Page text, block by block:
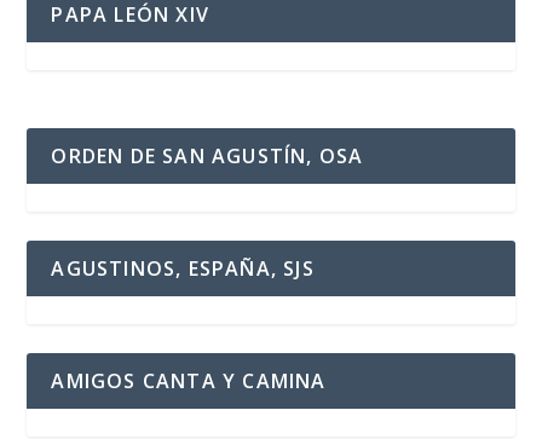
PAPA LEÓN XIV
ORDEN DE SAN AGUSTÍN, OSA
AGUSTINOS, ESPAÑA, SJS
AMIGOS CANTA Y CAMINA